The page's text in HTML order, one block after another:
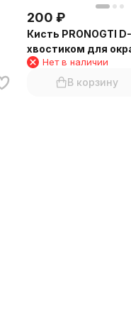
200 ₽
Кисть PRONOGTI
хвостиком для
волосНет в наличии
В корзину